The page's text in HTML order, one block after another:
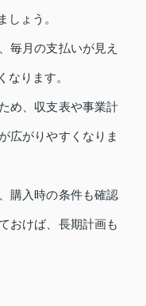
しょう。
毎月の支払いが見え
なります。
め、収支表や事業計
広がりやすくなりま
購入時の条件も確認
おけば、長期計画も